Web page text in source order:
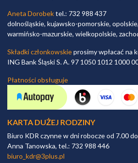
Aneta Dorobektel.: 732 988 437
dolnośląskie, kujawsko-pomorskie,
warmińsko-mazurskie, wielkopolskie,
Składki członkowskieprosimy wpłacać na
ING Bank Śląski S. A. 97 1050 1012 1000
Płatności obsługuje
KARTA DUŻEJ RODZINY
Biuro KDR czynne w dni robocze od 7.00
Anna Tanowska, tel.: 732 988 446
biuro_kdr@3plus.pl